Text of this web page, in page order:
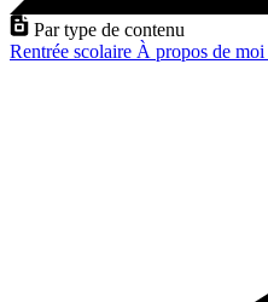
Par type de contenu
Rentrée scolaire À propos de moi